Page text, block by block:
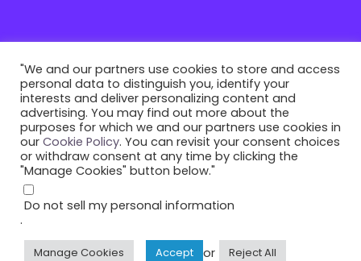
"We and our partners use cookies to store and access
personal data to distinguish you, identify your
interests and deliver personalizing content and
advertising. You may find out more about the
purposes for which we and our partners use cookies in
our Cookie Policy. You can revisit your consent choices
or withdraw consent at any time by clicking the
"Manage Cookies" button below."
Do not sell my personal information
.
Manage Cookies Accept or Reject All